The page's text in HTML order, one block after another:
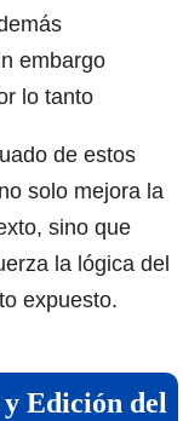
embargo
lo tanto
de estos
solo mejora la
sino que
la lógica del
expuesto.
Edición del